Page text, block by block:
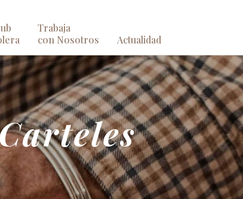
Trabaja
con Nosotros
Actualidad